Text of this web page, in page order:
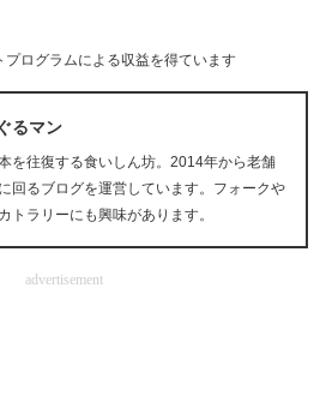
イト
イト
支援
ログラムによる収益を得ています
るマン
を往復する食いしん坊。2014年から老舗
回るブログを運営しています。フォークや
トラリーにも興味があります。
advertisement